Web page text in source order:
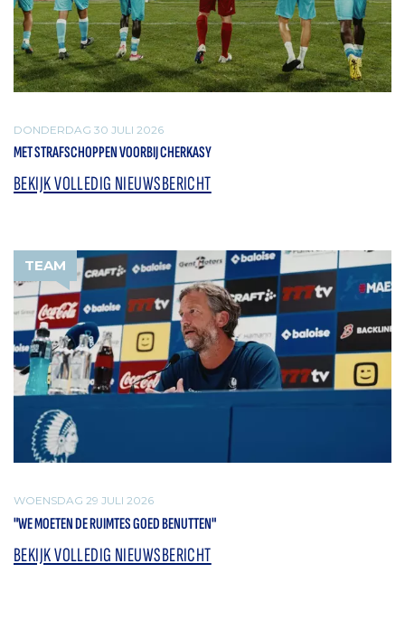
DONDERDAG 30 JULI 2026
MET STRAFSCHOPPEN VOORBIJ CHERKASY
BEKIJK VOLLEDIG NIEUWSBERICHT
TEAM
WOENSDAG 29 JULI 2026
"WE MOETEN DE RUIMTES GOED BENUTTEN"
BEKIJK VOLLEDIG NIEUWSBERICHT